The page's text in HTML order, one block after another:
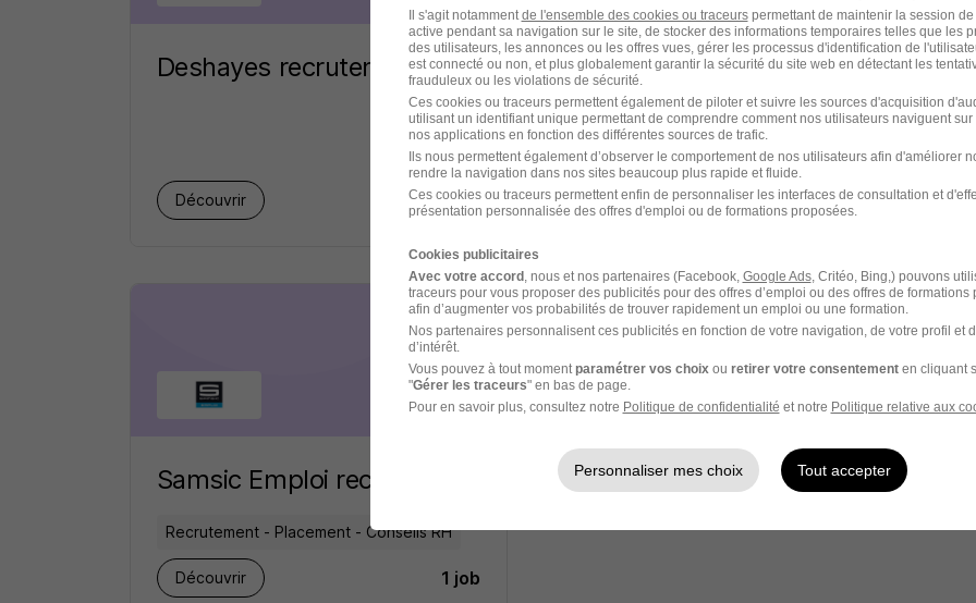
Deshayes recrutement
Découvrir 1 job
Agrial recrutement
Coopératives agricoles
Découvrir 1 job
Samsic Emploi recrutement
Recrutement - Placement - Conseils RH
Découvrir 1 job
Il s'agit notamment de l'ensemble des cookies ou traceurspermettant de maintenir la session
active pendant sa navigation sur le site, de stocker des informations temporaires telles que les
des utilisateurs, les annonces ou les offres vues, gérer les processus d'identification de
est connecté ou non, et plus globalement garantir la sécurité du site web en détectant les
frauduleux ou les violations de sécurité.
Ces cookies ou traceurs permettent également de piloter et suivre les sources d'acquisition
utilisant un identifiant unique permettant de comprendre comment nos utilisateurs naviguent sur
nos applications en fonction des différentes sources de trafic.
Ils nous permettent également d’observer le comportement de nos utilisateurs afin d'améliorer
rendre la navigation dans nos sites beaucoup plus rapide et fluide.
Ces cookies ou traceurs permettent enfin de personnaliser les interfaces de consultation et
présentation personnalisée des offres d'emploi ou de formations proposées.
Cookies publicitaires
Avec votre accord, nous et nos partenaires (Facebook, Google Ads, Critéo, Bing,) pouvons
traceurs pour vous proposer des publicités pour des offres d’emploi ou des offres de formations
afin d’augmenter vos probabilités de trouver rapidement un emploi ou une formation.
Nos partenaires personnalisent ces publicités en fonction de votre navigation, de votre profil et
d’intérêt.
Vous pouvez à tout moment paramétrer vos choix ou retirer votre consentementen cliquant
"Gérer les traceurs" en bas de page.
Pour en savoir plus, consultez notre Politique de confidentialité et notre Politique relative aux
Personnaliser mes choix Tout accepter